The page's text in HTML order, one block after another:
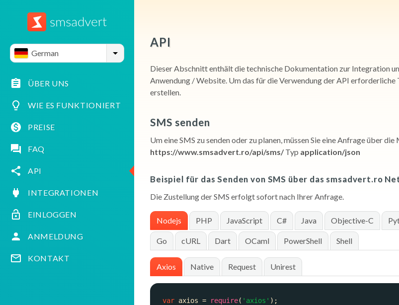
API
Dieser Abschnitt enthält die technische Dokumentation zur Integration
Anwendung / Website. Um das für die Verwendung der API erforderliche
erstellen.
SMS senden
Um eine SMS zu senden oder zu planen, müssen Sie eine Anfrage über
https://www.smsadvert.ro/api/sms/Typ application/json
Beispiel für das Senden von SMS über das smsadvert.ro
Die Zustellung der SMS erfolgt sofort nach Ihrer Anfrage.
Nodejs PHP JavaScript C# Java Objective-C
Go cURL Dart OCaml PowerShell Shell
Axios Native Request Unirest
var axios = require( 'axios'
German
ÜBER UNS
WIE ES FUNKTIONIERT
PREISE
FAQ
API
INTEGRATIONEN
EINLOGGEN
ANMELDUNG
KONTAKT